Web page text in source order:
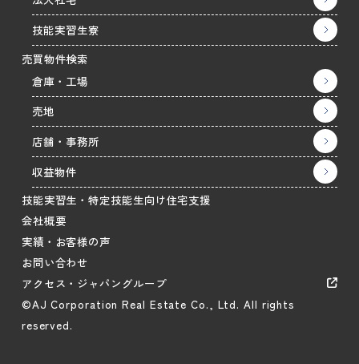
技能実習生寮
売買物件検索
倉庫・工場
売地
店舗・事務所
収益物件
技能実習生・特定技能生向け住宅支援
会社概要
実績・お客様の声
お問い合わせ
アクセス・ジャパングループ
©AJ Corporation Real Estate Co., Ltd. All rights
reserved.